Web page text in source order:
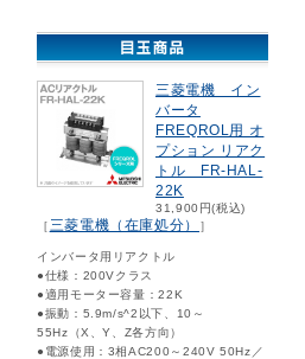
三菱電機 イン
バータ
FREQROL用 オ
プション リアク
トル FR-HAL-
22K
31,900円(税込)
［三菱電機（在庫処分） ］
インバータ用リアクトル
●仕様：200Vクラス
●適用モーター容量：22K
●振動：5.9m/s^2以下、10～
55Hz（X、Y、Z各方向）
●電源使用：3相AC200～240V 50Hz／